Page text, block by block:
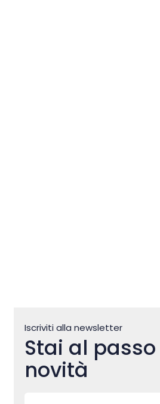
Iscriviti alla newsletter
Stai al
novità